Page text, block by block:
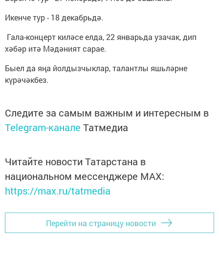
Икенче тур - 18 декабрьдә.
Гала-концерт киләсе елда, 22 январьда узачак, дип
хәбәр итә Мәдәният сарае.
Быел да яңа йолдызчыклар, талантлы яшьләрне
күрәчәкбез.
Следите за самым важным и интересным в
Telegram-канале Татмедиа
Читайте новости Татарстана в
национальном мессенджере MАХ:
https://max.ru/tatmedia
Перейти на страницу новости